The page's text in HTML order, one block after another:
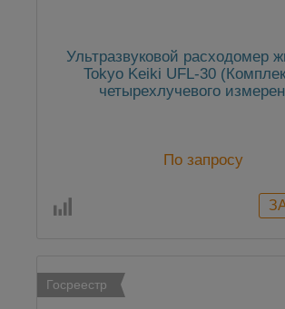
Ультразвуковой расходомер
Tokyo Keiki UFL-30
четырехлучевого
По запросу
Госреестр